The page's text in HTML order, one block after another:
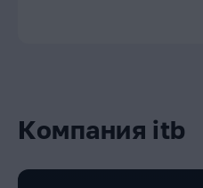
Компания itb